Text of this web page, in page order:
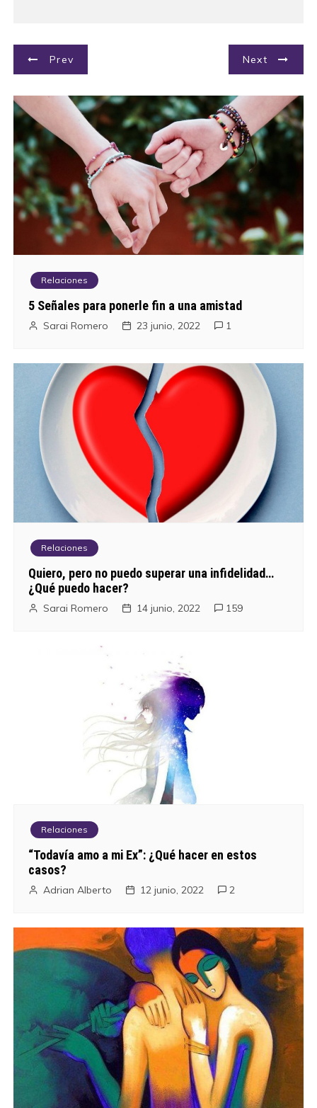
N
a
v
e
g
a
d
r
Prev Next
Relaciones
5 Señales para ponerle fin a una amistad
Sarai Romero 23 junio, 2022 1
Relaciones
Quiero, pero no puedo superar una infidelidad…
¿Qué puedo hacer?
Sarai Romero 14 junio, 2022 159
Relaciones
“Todavía amo a mi Ex”: ¿Qué hacer en estos
casos?
Adrian Alberto 12 junio, 2022 2